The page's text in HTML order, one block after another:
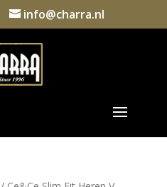
info@charra.nl